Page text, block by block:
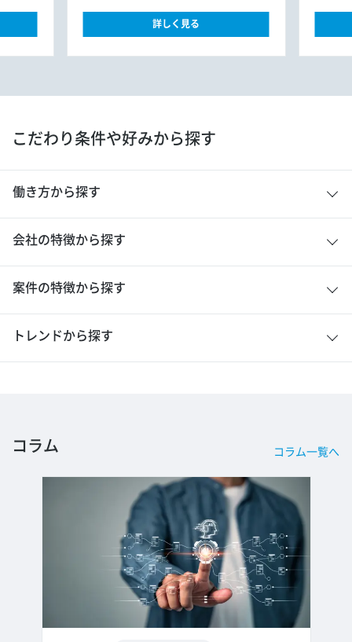
詳しく見る
こだわり条件や好みから探す
働き方から探す
会社の特徴から探す
案件の特徴から探す
トレンドから探す
コラム コラム一覧へ